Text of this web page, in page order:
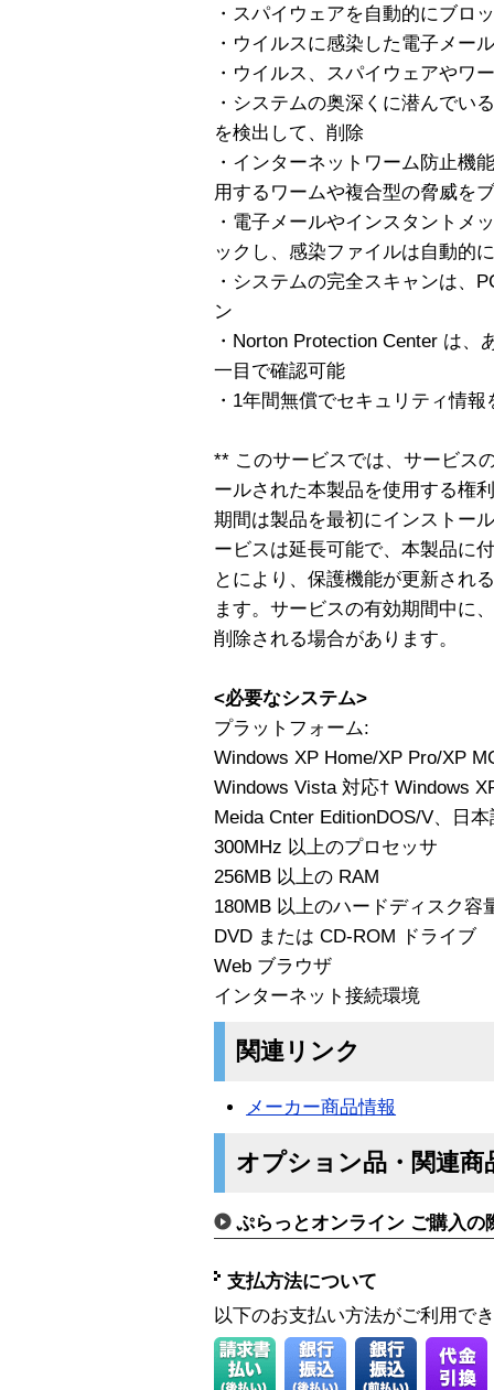
・スパイウェアを自動的にブロ
・ウイルスに感染した電子メー
・ウイルス、スパイウェアやワ
・システムの奥深くに潜んでい
を検出して、削除
・インターネットワーム防止機
用するワームや複合型の脅威を
・電子メールやインスタントメ
ックし、感染ファイルは自動的
・システムの完全スキャンは、
ン
・Norton Protection Center は
一目で確認可能
・1年間無償でセキュリティ情
** このサービスでは、サービス
ールされた本製品を使用する権
期間は製品を最初にインストー
ービスは延長可能で、本製品に
とにより、保護機能が更新され
ます。サービスの有効期間中に
削除される場合があります。
<必要なシステム>
プラットフォーム:
Windows XP Home/XP Pro/XP
Windows Vista 対応† Windows
Meida Cnter EditionDOS/V、日
300MHz 以上のプロセッサ
256MB 以上の RAM
180MB 以上のハードディスク容
DVD または CD-ROM ドライブ
Web ブラウザ
インターネット接続環境
関連リンク
メーカー商品情報
オプション品・関連商
ぷらっとオンライン ご購入の
支払方法について
以下のお支払い方法がご利用で